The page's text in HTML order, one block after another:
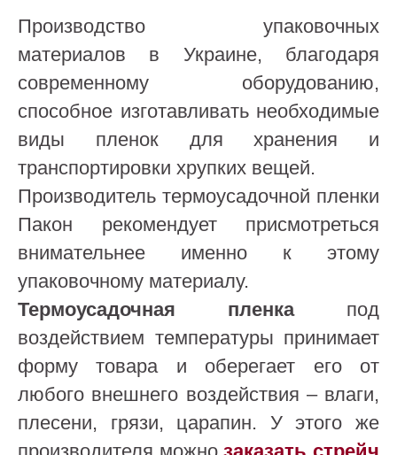
Производство упаковочных
материалов в Украине, благодаря
современному оборудованию,
способное изготавливать необходимые
виды пленок для хранения и
транспортировки хрупких вещей.
Производитель термоусадочной пленки
Пакон рекомендует присмотреться
внимательнее именно к этому
упаковочному материалу.
Термоусадочная пленкапод
воздействием температуры принимает
форму товара и оберегает его от
любого внешнего воздействия – влаги,
плесени, грязи, царапин. У этого же